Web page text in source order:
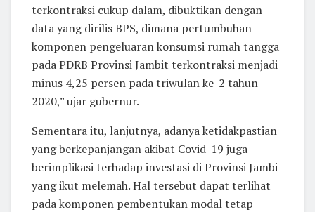
terkontraksi cukup dalam, dibuktikan dengan
data yang dirilis BPS, dimana pertumbuhan
komponen pengeluaran konsumsi rumah tangga
pada PDRB Provinsi Jambit terkontraksi menjadi
minus 4,25 persen pada triwulan ke-2 tahun
2020,” ujar gubernur.
Sementara itu, lanjutnya, adanya ketidakpastian
yang berkepanjangan akibat Covid-19 juga
berimplikasi terhadap investasi di Provinsi Jambi
yang ikut melemah. Hal tersebut dapat terlihat
pada komponen pembentukan modal tetap